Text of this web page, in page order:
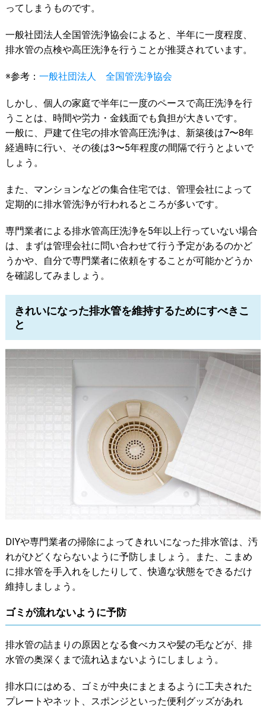
ってしまうものです。
一般社団法人全国管洗浄協会によると、半年に一度程度、
排水管の点検や高圧洗浄を行うことが推奨されています。
※参考： 一般社団法人 全国管洗浄協会
しかし、個人の家庭で半年に一度のペースで高圧洗浄を行
うことは、時間や労力・金銭面でも負担が大きいです。
一般に、戸建て住宅の排水管高圧洗浄は、新築後は7〜8年
経過時に行い、その後は3〜5年程度の間隔で行うとよいで
しょう。
また、マンションなどの集合住宅では、管理会社によって
定期的に排水管洗浄が行われるところが多いです。
専門業者による排水管高圧洗浄を5年以上行っていない場合
は、まずは管理会社に問い合わせて行う予定があるのかど
うかや、自分で専門業者に依頼をすることが可能かどうか
を確認してみましょう。
きれいになった排水管を維持するためにすべきこ
と
DIYや専門業者の掃除によってきれいになった排水管は、汚
れがひどくならないように予防しましょう。また、こまめ
に排水管を手入れをしたりして、快適な状態をできるだけ
維持しましょう。
ゴミが流れないように予防
排水管の詰まりの原因となる食べカスや髪の毛などが、排
水管の奥深くまで流れ込まないようにしましょう。
排水口にはめる、ゴミが中央にまとまるように工夫された
プレートやネット、スポンジといった便利グッズがあれ